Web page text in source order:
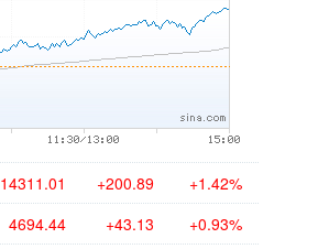
14311.01 +200.89 +1.42%
4694.44 +43.13 +0.93%